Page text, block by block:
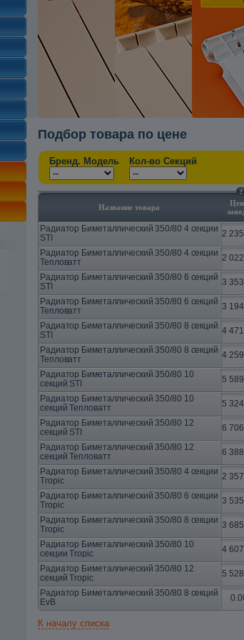
Подбор товара по цене
Бренд. Модель
Кол-во Секций
Название товара
?
Радиатор Биметаллический 350/80 4 секции
STI
2
Радиатор Биметаллический 350/80 4 секции
Тепловатт
2
Радиатор Биметаллический 350/80 6 секций
STI
3
Радиатор Биметаллический 350/80 6 секций
Тепловатт
3
Радиатор Биметаллический 350/80 8 секций
STI
4
Радиатор Биметаллический 350/80 8 секций
Тепловатт
4
Радиатор Биметаллический 350/80 10
секций STI
5
Радиатор Биметаллический 350/80 10
секций Тепловатт
5
Радиатор Биметаллический 350/80 12
секций STI
6
Радиатор Биметаллический 350/80 12
секций Тепловатт
6
Радиатор Биметаллический 350/80 4 секции
Tropic
2
Радиатор Биметаллический 350/80 6 секции
Tropic
3
Радиатор Биметаллический 350/80 8 секции
Tropic
3
Радиатор Биметаллический 350/80 10
секции Tropic
4
Радиатор Биметаллический 350/80 12
секций Tropic
5
Радиатор Биметаллический 350/80 8 секций
EvB
К началу списка